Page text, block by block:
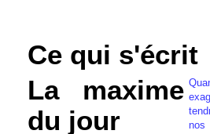
Ce qui s'écrit
La maxime
du jour